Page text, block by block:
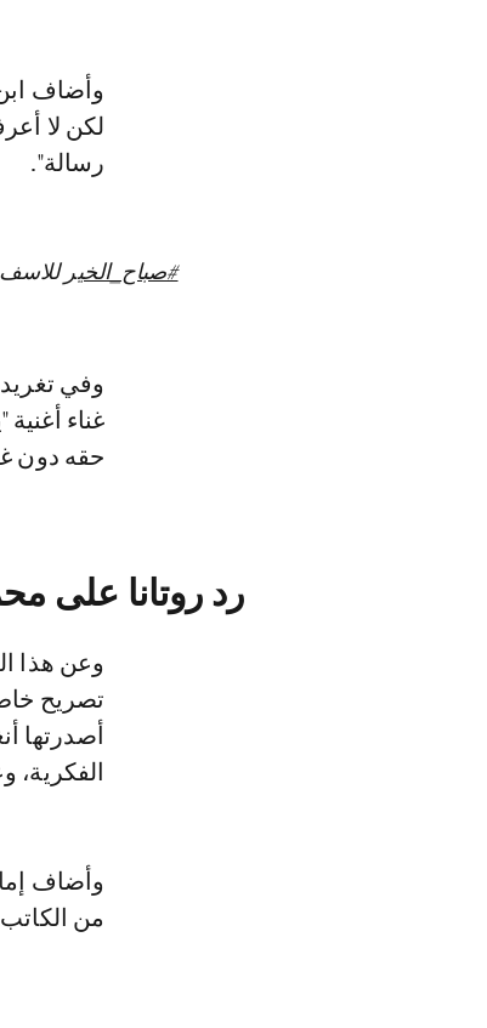
وأضاف
لكن لا
رسالة".
#صباح_الخير
وفي
غناء
حقه دون
رد روتانا على
وعن هذا
وأضاف
من